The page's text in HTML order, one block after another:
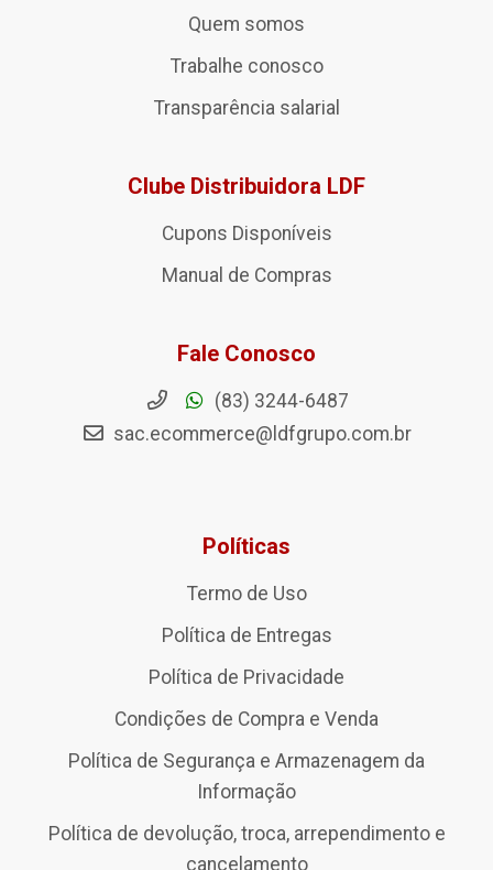
Quem somos
Trabalhe conosco
Transparência salarial
Clube Distribuidora LDF
Cupons Disponíveis
Manual de Compras
Fale Conosco
(83) 3244-6487
sac.ecommerce@ldfgrupo.com.br
Políticas
Termo de Uso
Política de Entregas
Política de Privacidade
Condições de Compra e Venda
Política de Segurança e Armazenagem da
Informação
Política de devolução, troca, arrependimento e
cancelamento